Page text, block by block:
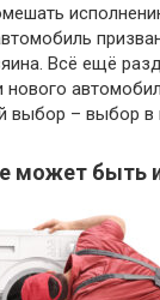
Всё ещё
нового
выбор – выбор в
может быть